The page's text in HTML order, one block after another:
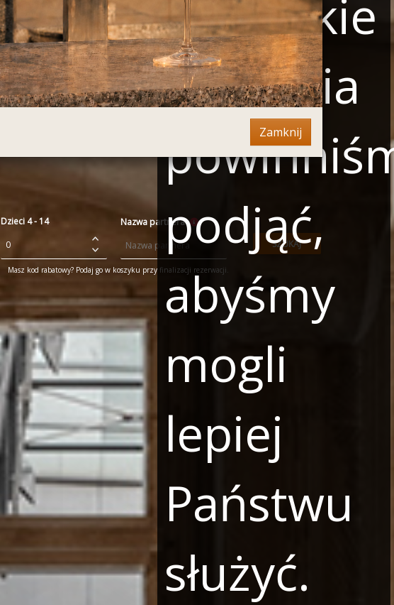
Dzieci 4 - 14
Nazwa partnera
SZUKAJ
Masz kod rabatowy? Podaj go w koszyku przy finalizacji rezerwacji.
oraz jakie
działania
podjąć,
abyśmy
mogli
lepiej
Państwu
służyć.
Zamknij